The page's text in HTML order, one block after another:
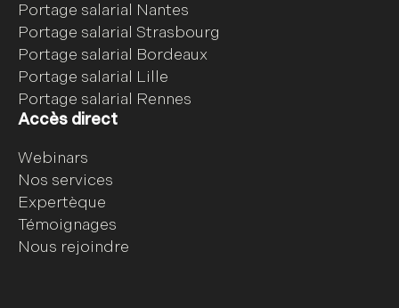
Portage salarial Nantes
Portage salarial Strasbourg
Portage salarial Bordeaux
Portage salarial Lille
Portage salarial Rennes
Accès direct
Webinars
Nos services
Expertèque
Témoignages
Nous rejoindre